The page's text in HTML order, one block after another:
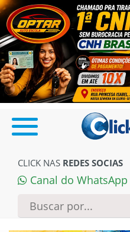
CLICK NAS REDES SOCIAS
Canal do WhatsApp